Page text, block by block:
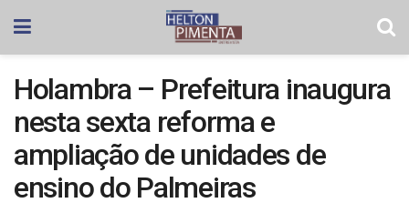
Holambra – Prefeitura inaugura
nesta sexta reforma e
ampliação de unidades de
ensino do Palmeiras